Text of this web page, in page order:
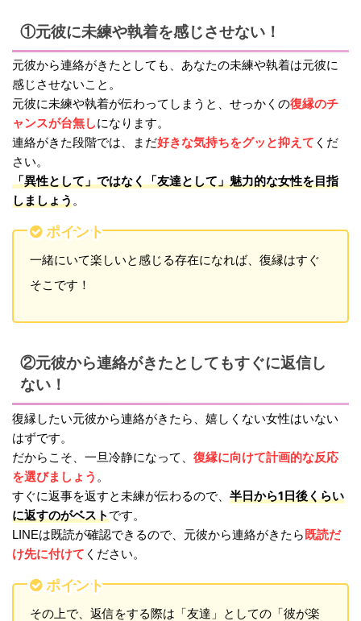
①元彼に未練や執着を感じさせない！
元彼から連絡がきたとしても、あなたの未練や執着は元彼に
感じさせないこと。
元彼に未練や執着が伝わってしまうと、せっかくの復縁のチ
ャンスが台無しになります。
連絡がきた段階では、まだ好きな気持ちをグッと抑えて くだ
さい。
「異性として」ではなく「友達として」魅力的な女性を目指
しましょう。
ポイント
一緒にいて楽しいと感じる存在になれば、復縁はすぐ
そこです！
②元彼から連絡がきたとしてもすぐに返信し
ない！
復縁したい元彼から連絡がきたら、嬉しくない女性はいない
はずです。
だからこそ、一旦冷静になって、 復縁に向けて計画的な反応
を選びましょう 。
すぐに返事を返すと未練が伝わるので、 半日から1日後くらい
に返すのがベストです。
LINEは既読が確認できるので、元彼から連絡がきたら 既読だ
け先に付けて ください。
ポイント
その上で、返信をする際は「友達」としての「彼が楽